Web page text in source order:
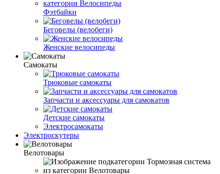
Фэтбайки
Беговелы (велобеги)
Женские велосипеды
Самокаты
Трюковые самокаты
Запчасти и аксессуары для самокатов
Детские самокаты
Электросамокаты
Электроскутеры
Велотовары